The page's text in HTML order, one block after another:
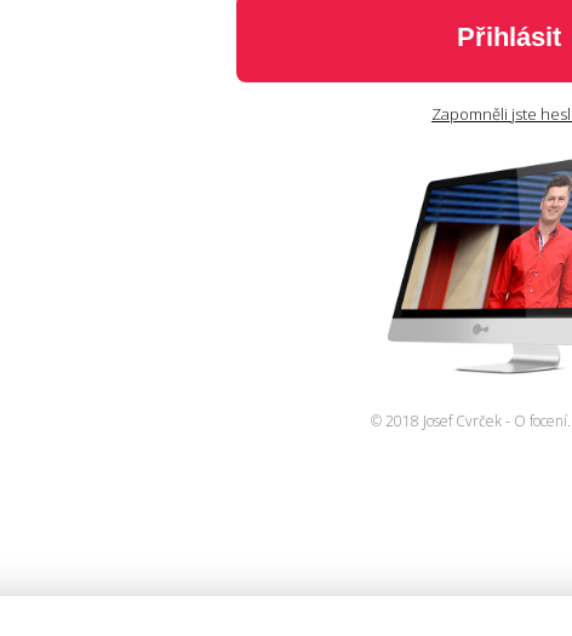
Přihlásit
Zapomněli jste
© 2018 Josef Cvrček - O